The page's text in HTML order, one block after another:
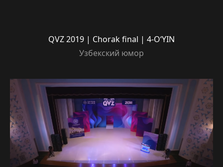
QVZ 2019 | Chorak final | 4-O‘YIN
Узбекский юмор